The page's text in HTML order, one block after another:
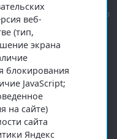
«Агентство
массовой
выдано Федеральной
технологий
любых материалов
материалов без
веб-
(тип,
экрана
блокирования
JavaScript;
на сайте)
сайта
Яндекс